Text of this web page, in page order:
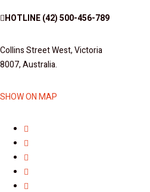
HOTLINE(42) 500-456-789
Collins Street West, Victoria
8007, Australia.
SHOW ON MAP